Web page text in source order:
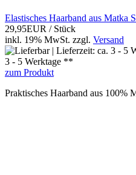
Elastisches Haarband aus Matka
29,95EUR / Stück
inkl. 19% MwSt. zzgl. Versand
3 - 5 Werktage **
zum Produkt
Praktisches Haarband aus 100%